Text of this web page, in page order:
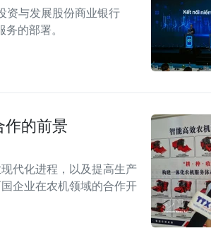
资与发展股份商业银行
的部署。
作的前景
代化进程，以及提高生产
企业在农机领域的合作开